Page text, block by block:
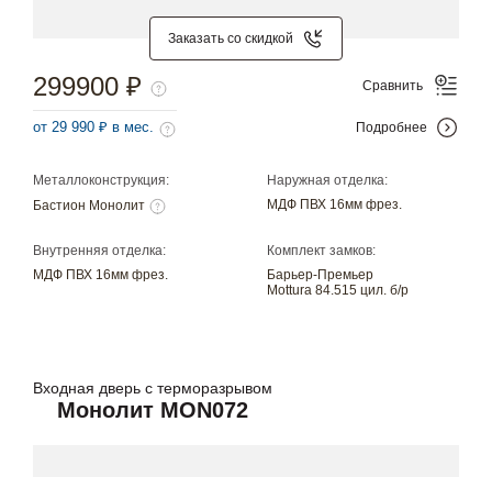
Заказать со скидкой
Металлоконструкция:
Бастион Монолит
Наружная отделка:
МДФ ПВХ 16мм фрез.
Внутренняя отделка:
МДФ ПВХ 16мм фрез.
Комплект замков:
Барьер-Премьер
Mottura 84.515 цил. б/р
299900 ₽
от 29 990 ₽ в мес.
Сравнить
Подробнее
Входная дверь с терморазрывом
Монолит MON072